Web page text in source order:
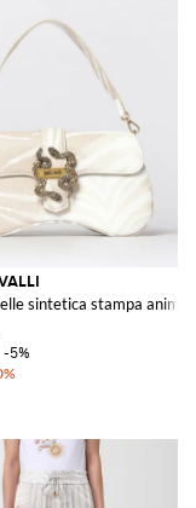
sintetica stampa
-5%